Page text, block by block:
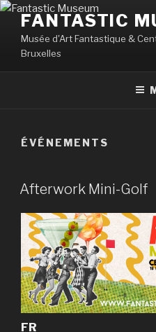
Aller
contenu
principal
FANTASTIC
Musée d'Art Fantastique &
Bruxelles
ÉVÉNEMENTS
PUBLIÉ
LE
Afterwork Mini-Golf
FR